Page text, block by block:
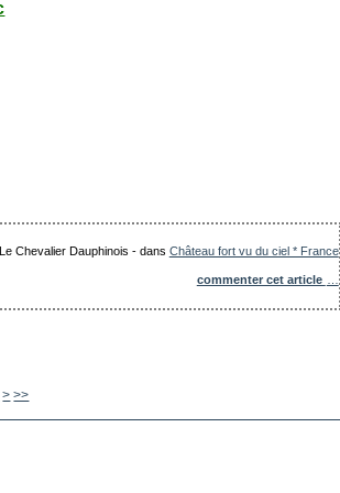
Chevalier Dauphinois -dans Château fort vu du ciel * France
commenter cet article
870
880
890
900
1000
1100
1200
1300
> >>